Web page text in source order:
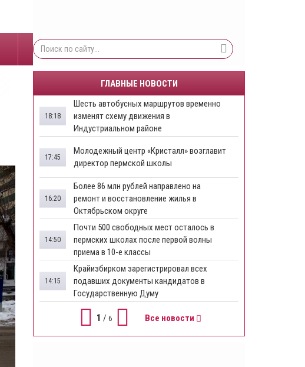
ГЛАВНЫЕ НОВОСТИ
Шесть автобусных маршрутов временно
изменят схему движения в
Индустриальном районе
18:18
Молодежный центр «Кристалл» возглавит
директор пермской школы
17:45
Более 86 млн рублей направлено на
ремонт и восстановление жилья в
Октябрьском округе
16:20
Почти 500 свободных мест осталось в
пермских школах после первой волны
приема в 10-е классы
14:50
Крайизбирком зарегистрировал всех
подавших документы кандидатов в
Государственную Думу
14:15
1 / 6 Все новости